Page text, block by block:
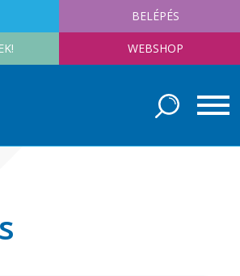
BELÉPÉS
WEBSHOP